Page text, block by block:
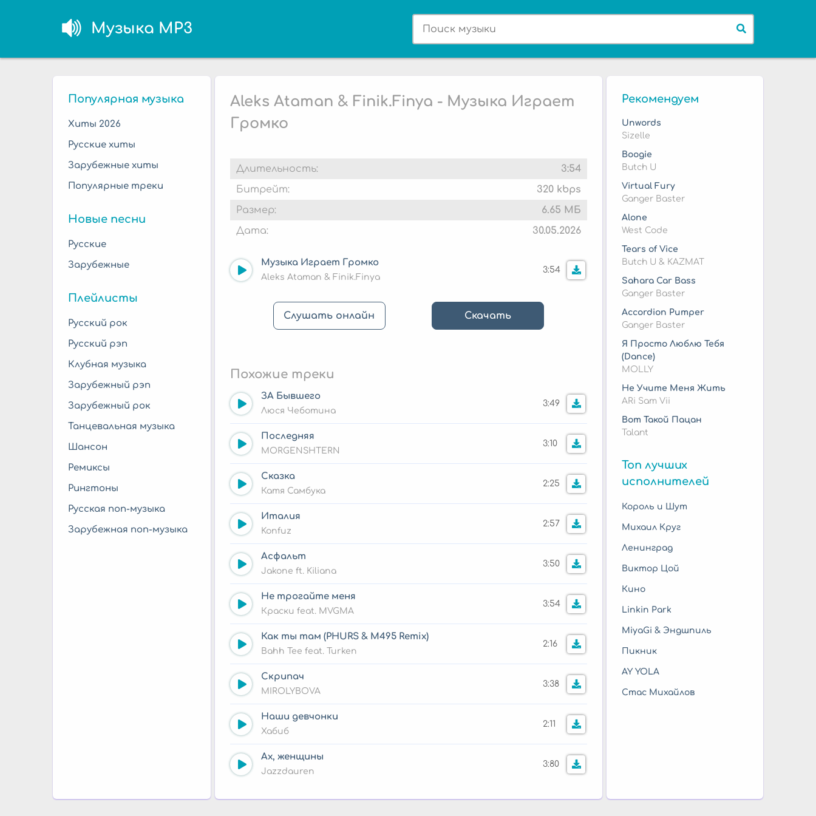
Музыка MP3
Популярная музыка
Хиты 2026
Русские хиты
Зарубежные хиты
Популярные треки
Новые песни
Русские
Зарубежные
Плейлисты
Русский рок
Русский рэп
Клубная музыка
Зарубежный рэп
Зарубежный рок
Танцевальная музыка
Шансон
Ремиксы
Рингтоны
Русская поп-музыка
Зарубежная поп-музыка
Aleks Ataman & Finik.Finya - Музыка Играет
Громко
Длительность:
3:54
Битрейт:
320 kbps
Размер:
6.65 МБ
Дата:
30.05.2026
Музыка Играет Громко
Aleks Ataman & Finik.Finya
3:54
Слушать онлайн Скачать
Похожие треки
ЗА Бывшего
Люся Чеботина
3:49
Последняя
MORGENSHTERN
3:10
Сказка
Катя Самбука
2:25
Италия
Konfuz
2:57
Асфальт
Jakone ft. Kiliana
3:50
Не трогайте меня
Краски feat. MVGMA
3:54
Как ты там (PHURS & M495 Remix)
Bahh Tee feat. Turken
2:16
Скрипач
MIROLYBOVA
3:38
Наши девчонки
Хабиб
2:11
Ах, женщины
Jazzdauren
3:80
Рекомендуем
Unwords
Sizelle
Boogie
Butch U
Virtual Fury
Ganger Baster
Alone
West Code
Tears of Vice
Butch U & KAZMAT
Sahara Car Bass
Ganger Baster
Accordion Pumper
Ganger Baster
Я Просто Люблю Тебя
(Dance)
MOLLY
Не Учите Меня Жить
ARi Sam Vii
Вот Такой Пацан
Talant
Топ лучших
исполнителей
Король и Шут
Михаил Круг
Ленинград
Виктор Цой
Кино
Linkin Park
MiyaGi & Эндшпиль
Пикник
AY YOLA
Стас Михайлов